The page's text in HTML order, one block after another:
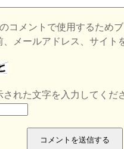
コメントで使用するため
メールアドレス、サイト
された文字を入力してくだ